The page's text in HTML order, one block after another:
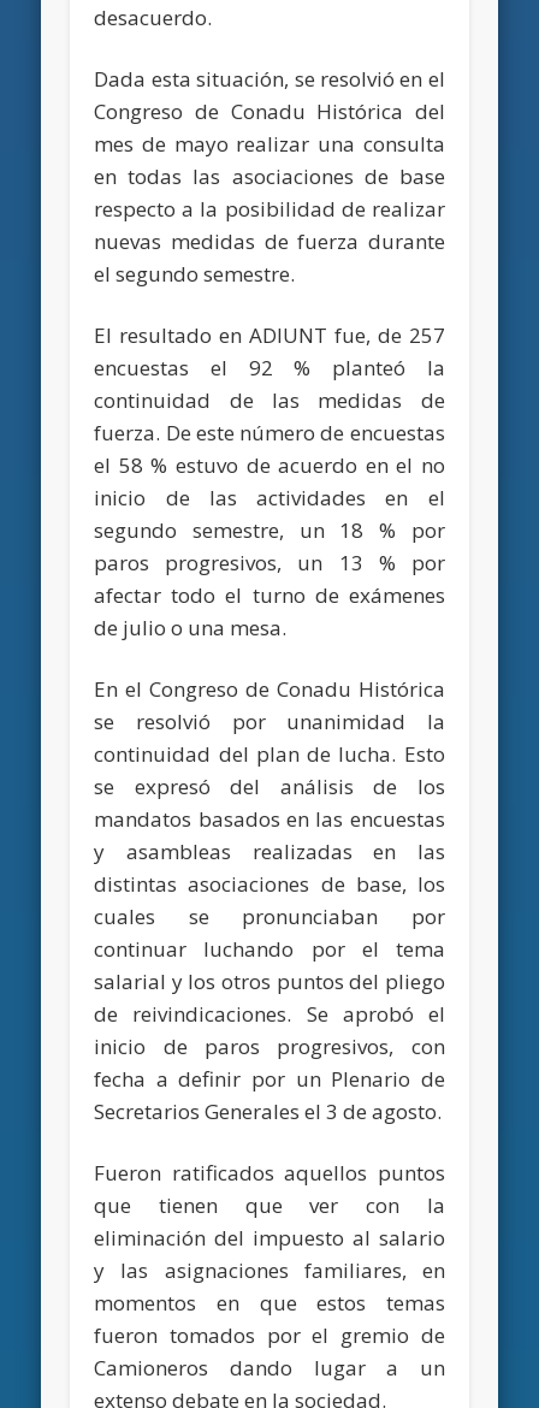
desacuerdo.
Dada esta situación, se resolvió en el
Congreso de Conadu Histórica del
mes de mayo realizar una consulta
en todas las asociaciones de base
respecto a la posibilidad de realizar
nuevas medidas de fuerza durante
el segundo semestre.
El resultado en ADIUNT fue, de 257
encuestas el 92 % planteó la
continuidad de las medidas de
fuerza. De este número de encuestas
el 58 % estuvo de acuerdo en el no
inicio de las actividades en el
segundo semestre, un 18 % por
paros progresivos, un 13 % por
afectar todo el turno de exámenes
de julio o una mesa.
En el Congreso de Conadu Histórica
se resolvió por unanimidad la
continuidad del plan de lucha. Esto
se expresó del análisis de los
mandatos basados en las encuestas
y asambleas realizadas en las
distintas asociaciones de base, los
cuales se pronunciaban por
continuar luchando por el tema
salarial y los otros puntos del pliego
de reivindicaciones. Se aprobó el
inicio de paros progresivos, con
fecha a definir por un Plenario de
Secretarios Generales el 3 de agosto.
Fueron ratificados aquellos puntos
que tienen que ver con la
eliminación del impuesto al salario
y las asignaciones familiares, en
momentos en que estos temas
fueron tomados por el gremio de
Camioneros dando lugar a un
extenso debate en la sociedad.